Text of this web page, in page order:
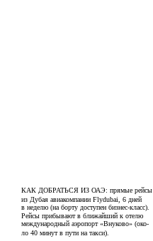
КАК ДОБРАТЬСЯ ИЗ ОАЭ: прямые рейсы
из Дубая авиакомпании Flydubai, 6 дней
в неделю (на борту доступен бизнес-класс).
Рейсы прибывают в ближайший к отелю
международный аэропорт «Внуково» (око-
ло 40 минут в пути на такси).